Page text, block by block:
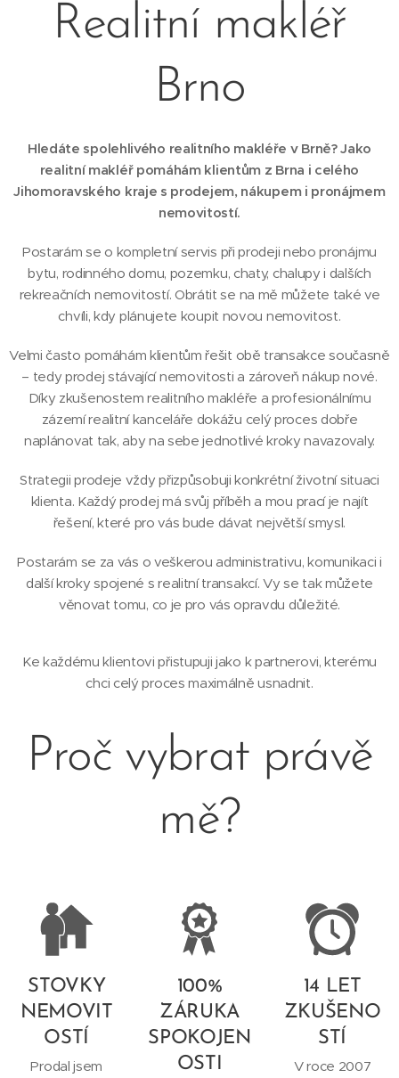
Realitní makléř
Brno
Hledáte spolehlivého realitního makléře v Brně? Jako
realitní makléř pomáhám klientům z Brna i celého
Jihomoravského kraje s prodejem, nákupem i pronájmem
nemovitostí.
Postarám se o kompletní servis při prodeji nebo pronájmu
bytu, rodinného domu, pozemku, chaty, chalupy i dalších
rekreačních nemovitostí. Obrátit se na mě můžete také ve
chvíli, kdy plánujete koupit novou nemovitost.
Velmi často pomáhám klientům řešit obě transakce současně
– tedy prodej stávající nemovitosti a zároveň nákup nové.
Díky zkušenostem realitního makléře a profesionálnímu
zázemí realitní kanceláře dokážu celý proces dobře
naplánovat tak, aby na sebe jednotlivé kroky navazovaly.
Strategii prodeje vždy přizpůsobuji konkrétní životní situaci
klienta. Každý prodej má svůj příběh a mou prací je najít
řešení, které pro vás bude dávat největší smysl.
Postarám se za vás o veškerou administrativu, komunikaci i
další kroky spojené s realitní transakcí. Vy se tak můžete
věnovat tomu, co je pro vás opravdu důležité.
Ke každému klientovi přistupuji jako k partnerovi, kterému
chci celý proces maximálně usnadnit.
Proč vybrat právě
mě?
STOVKY
NEMOVIT
OSTÍ
Prodal jsem
100%
ZÁRUKA
SPOKOJEN
OSTI
14 LET
ZKUŠENO
STÍ
V roce 2007